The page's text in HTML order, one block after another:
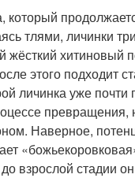
который
тлями, личинки
жёсткий хитиновый
этого подходит
личинка уже
Наверное,
взрослой стадии